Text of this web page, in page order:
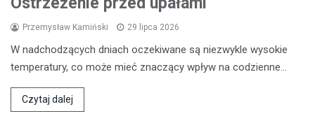
Przemysław Kamiński 29 lipca 2026
W nadchodzących dniach oczekiwane są niezwykle wysokie
temperatury, co może mieć znaczący wpływ na codzienne…
Czytaj dalej